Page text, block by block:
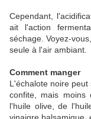
Cependant,
ait l'action
séchage. Voyez-
seule à l'air ambiant.
Comment manger
L'échalote noire
confite, mais moins
l'huile olive, de